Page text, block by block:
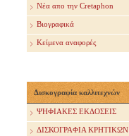
Nέα απο την Cretaphon
Βιογραφικά
Κείμενα αναφορές
Δισκογραφία καλλιτεχνών
ΨΗΦΙΑΚΕΣ ΕΚΔΟΣΕΙΣ
ΔΙΣΚΟΓΡΑΦΙΑ ΚΡΗΤΙΚΩΝ